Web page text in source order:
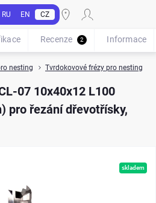
RU EN CZ
nesting Tvrdokovové frézy pro nesting
07 10x40x12 L100
pro řezání dřevotřísky,
Recenze 2 Informace
skladem